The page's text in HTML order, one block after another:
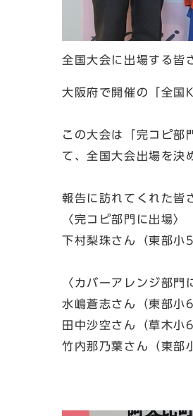
全国大会に出場する皆
大阪府で開催の「全
この大会は「完コピ部
て、全国大会出場を決
報告に訪れてくれた皆
〈完コピ部門に出場〉
下村梨珠さん（東部小5
〈カバーアレンジ部門
水嶋蒼志さん（東部小6
田中沙空さん（草木小6
竹内那乃葉さん（東部